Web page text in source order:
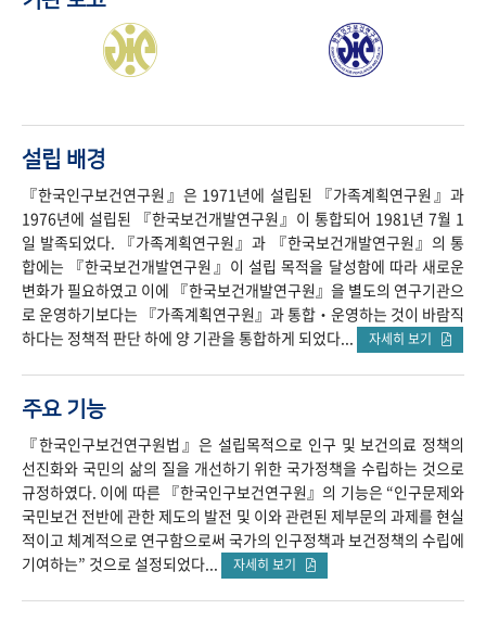
설립 배경
『한국인구보건연구원』은 1971년에 설립된 『가족계획연구원』과
1976년에 설립된 『한국보건개발연구원』이 통합되어 1981년 7월 1
일 발족되었다. 『가족계획연구원』과 『한국보건개발연구원』의 통
합에는 『한국보건개발연구원』이 설립 목적을 달성함에 따라 새로운
변화가 필요하였고 이에 『한국보건개발연구원』을 별도의 연구기관으
로 운영하기보다는 『가족계획연구원』과 통합‧운영하는 것이 바람직
하다는 정책적 판단 하에 양 기관을 통합하게 되었다...
자세히 보기
주요 기능
『한국인구보건연구원법』은 설립목적으로 인구 및 보건의료 정책의
선진화와 국민의 삶의 질을 개선하기 위한 국가정책을 수립하는 것으로
규정하였다. 이에 따른 『한국인구보건연구원』의 기능은 “인구문제와
국민보건 전반에 관한 제도의 발전 및 이와 관련된 제부문의 과제를 현실
적이고 체계적으로 연구함으로써 국가의 인구정책과 보건정책의 수립에
기여하는” 것으로 설정되었다...
자세히 보기